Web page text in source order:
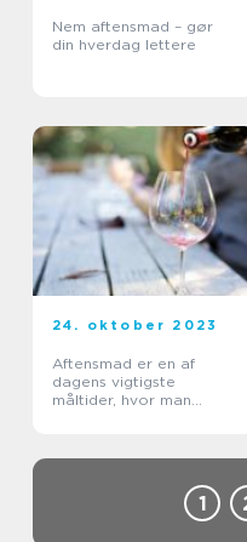
Nem aftensmad – gør
din hverdag lettere
24. oktober 2023
Aftensmad er en af
dagens vigtigste
måltider, hvor man
et nærende og lækkert
1